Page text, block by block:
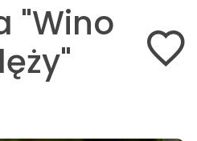
"Wino